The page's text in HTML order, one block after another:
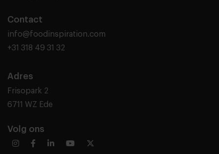
Contact
info@foodinspiration.com
+31 318 49 31 32
Adres
Frisopark 2
6711 WZ Ede
Volg ons